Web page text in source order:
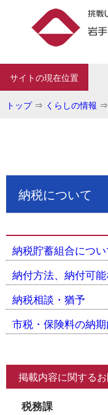
サイトの現在位置
トップ⇒ くらしの情報 ⇒
納税について
納税貯蓄組合につい
納付方法、納付可
納税相談・猶予
市税・保険料の納
掲載内容に関する
税務課